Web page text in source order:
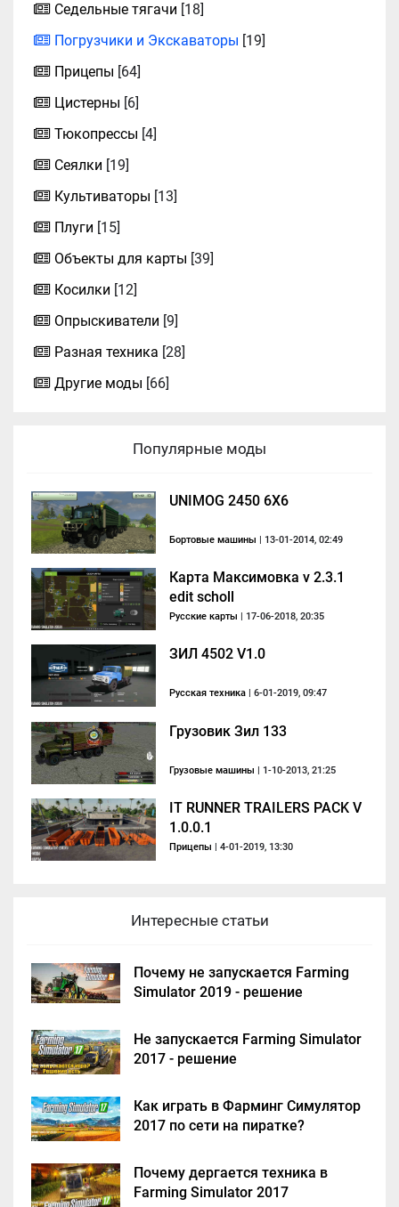
Седельные тягачи [18]
Погрузчики и Экскаваторы [19]
Прицепы [64]
Цистерны [6]
Тюкопрессы [4]
Сеялки [19]
Культиваторы [13]
Плуги [15]
Объекты для карты [39]
Косилки [12]
Опрыскиватели [9]
Разная техника [28]
Другие моды [66]
Популярные моды
UNIMOG 2450 6X6
Бортовые машины | 13-01-2014, 02:49
Карта Максимовка v 2.3.1
edit scholl
Русские карты | 17-06-2018, 20:35
ЗИЛ 4502 V1.0
Русская техника | 6-01-2019, 09:47
Грузовик Зил 133
Грузовые машины | 1-10-2013, 21:25
IT RUNNER TRAILERS PACK V
1.0.0.1
Прицепы | 4-01-2019, 13:30
Интересные статьи
Почему не запускается Farming
Simulator 2019 - решение
Не запускается Farming Simulator
2017 - решение
Как играть в Фарминг Симулятор
2017 по сети на пиратке?
Почему дергается техника в
Farming Simulator 2017